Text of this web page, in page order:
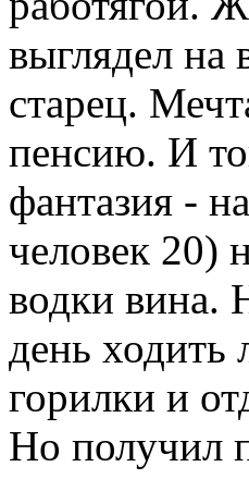
выглядел на
старец.
пенсию. И
фантазия -
человек 20)
водки вина.
день ходить
горилки и
Но получил